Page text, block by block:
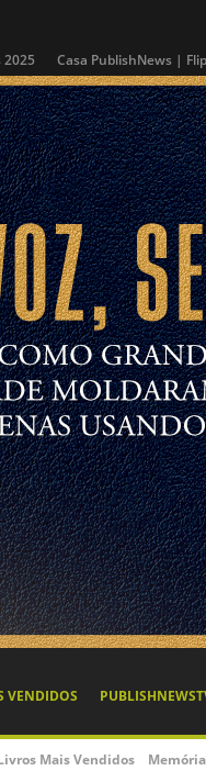
2025 Casa PublishNews |
VENDIDOS
Mais Vendidos Memória